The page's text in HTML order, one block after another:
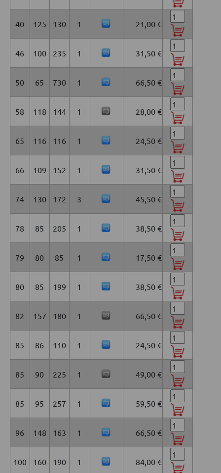
40 125 130 1 21,00 €
46 100 235 1 31,50 €
50 65 730 1 66,50 €
58 118 144 1 28,00 €
65 116 116 1 24,50 €
66 109 152 1 31,50 €
74 130 172 3 45,50 €
78 85 205 1 38,50 €
79 80 85 1 17,50 €
80 85 199 1 38,50 €
82 157 180 1 66,50 €
85 86 110 1 24,50 €
85 90 225 1 49,00 €
85 95 257 1 59,50 €
96 148 163 1 66,50 €
100 160 190 1 84,00 €